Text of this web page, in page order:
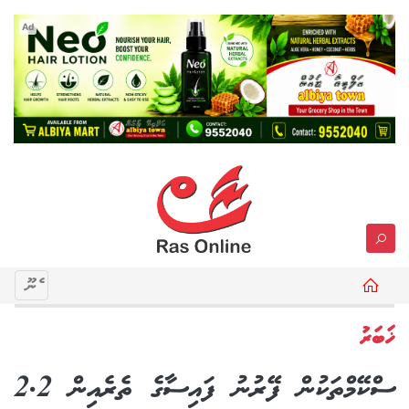
Ad
މެނޫ
ޚަބަރު
ސްކޭމްތަކުން ފޭރުނު ފައިސާގެ ތެރެއިން 2.2